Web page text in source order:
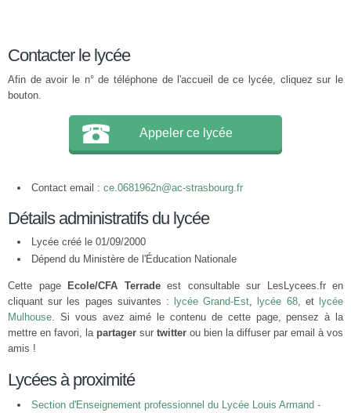
Contacter le lycée
Afin de avoir le n° de téléphone de l'accueil de ce lycée, cliquez sur le
bouton.
Appeler ce lycée
Contact email : ce.0681962n@ac-strasbourg.fr
Détails administratifs du lycée
Lycée créé le 01/09/2000
Dépend du Ministère de l'Éducation Nationale
Cette page Ecole/CFA Terradeest consultable sur LesLycees.fr en
cliquant sur les pages suivantes :
lycée Grand-Est, lycée 68, et lycée
Mulhouse. Si vous avez aimé le contenu de cette page, pensez à la
mettre en favori, la partager sur twitter ou bien la diffuser par email à vos
amis !
Lycées à proximité
Section d'Enseignement professionnel du Lycée Louis Armand -